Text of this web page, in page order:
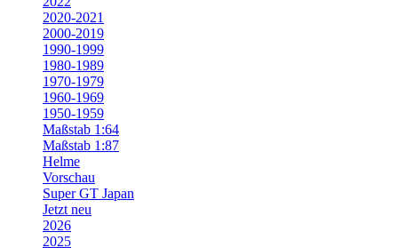
2020-2021
2000-2019
1990-1999
1980-1989
1970-1979
1960-1969
1950-1959
Maßstab 1:64
Maßstab 1:87
Helme
Vorschau
Super GT Japan
Jetzt neu
2026
2025